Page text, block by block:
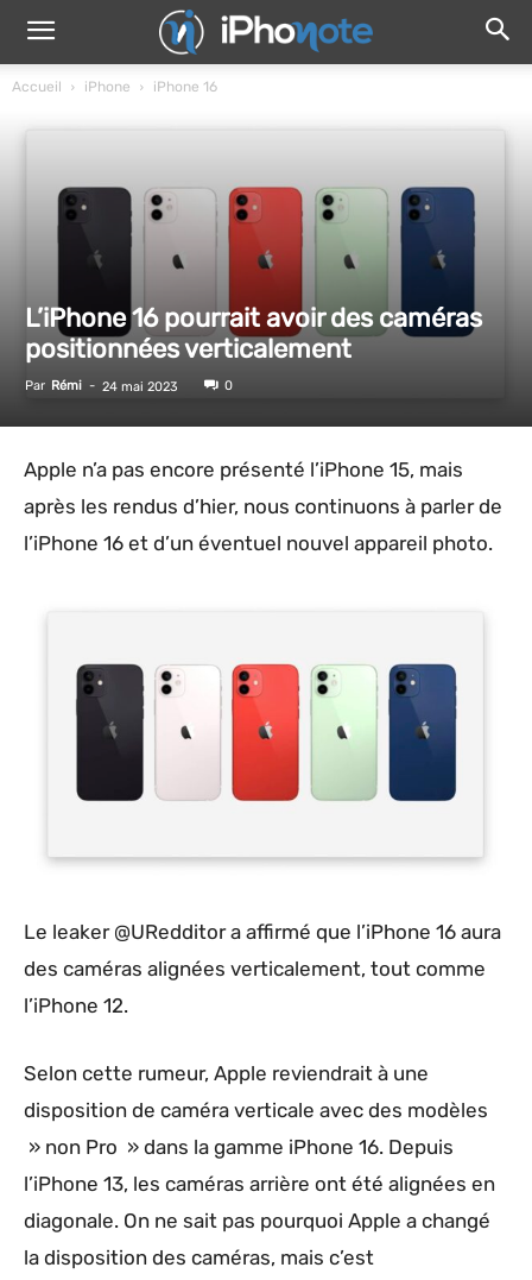
Accueil iPhone iPhone 16
L’iPhone 16 pourrait avoir des caméras
positionnées verticalement
Par Rémi - 24 mai 2023 0
Apple n’a pas encore présenté l’iPhone 15, mais
après les rendus d’hier, nous continuons à parler de
l’iPhone 16 et d’un éventuel nouvel appareil photo.
Le leaker @URedditor a affirmé que l’iPhone 16 aura
des caméras alignées verticalement, tout comme
l’iPhone 12.
Selon cette rumeur, Apple reviendrait à une
disposition de caméra verticale avec des modèles
» non Pro » dans la gamme iPhone 16. Depuis
l’iPhone 13, les caméras arrière ont été alignées en
diagonale. On ne sait pas pourquoi Apple a changé
la disposition des caméras, mais c’est